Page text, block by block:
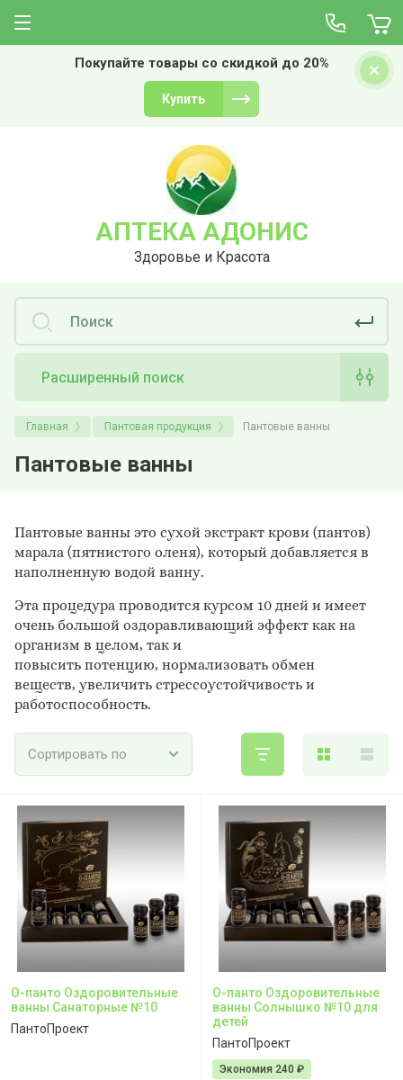
Покупайте товары со скидкой до 20%
Купить
АПТЕКА АДОНИС
Здоровье и Красота
Расширенный поиск
Главная Пантовая продукция Пантовые ванны
Пантовые ванны
Пантовые ванны это сухой экстракт крови (пантов)
марала (пятнистого оленя), который добавляется в
наполненную водой ванну.
Эта процедура проводится курсом 10 дней и имеет
очень большой оздоравливающий эффект как на
организм в целом, так и
повысить потенцию, нормализовать обмен
веществ, увеличить стрессоустойчивость и
работоспособность.
Сортировать по
О-панто Оздоровительные
ванны Санаторные №10
ПантоПроект
О-панто Оздоровительные
ванны Солнышко №10 для
детей
ПантоПроект
Экономия 240 ₽